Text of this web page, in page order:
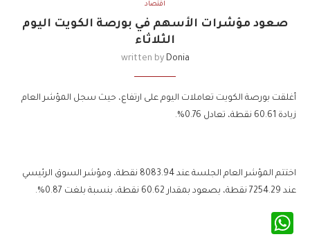
اقتصاد
صعود مؤشرات الأسهم في بورصة الكويت اليوم
الثلاثاء
written by Donia
أغلقت بورصة الكويت تعاملات اليوم على ارتفاع، حيث سجل المؤشر العام
زيادة 60.61 نقطة، تعادل 0.76%.
اختتم المؤشر العام الجلسة عند 8083.94 نقطة، ومؤشر السوق الرئيسي
عند 7254.29 نقطة، بصعود بمقدار 60.62 نقطة، بنسبة بلغت 0.87%.